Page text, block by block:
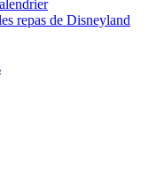
repas de Disneyland